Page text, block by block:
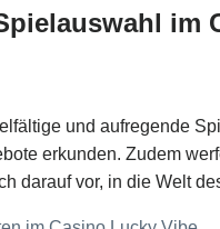
im
und aufregende
erkunden. Zudem
darauf vor, in die Welt